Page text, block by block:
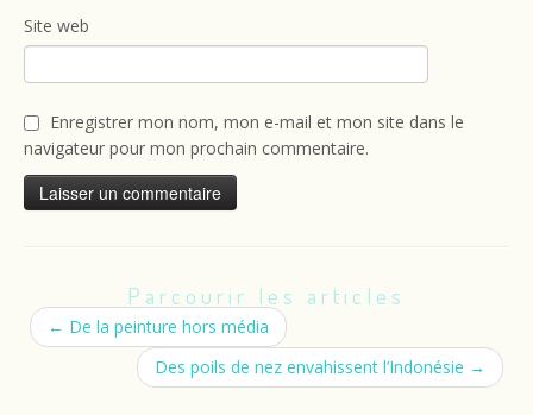
Site web
Enregistrer mon nom, mon e-mail et mon site dans le
navigateur pour mon prochain commentaire.
Parcourir les articles
← De la peinture hors média
Des poils de nez envahissent l’Indonésie →